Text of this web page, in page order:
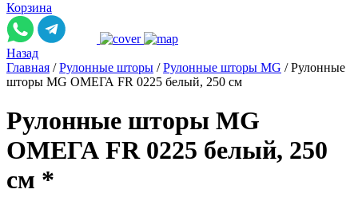
Корзина
Назад
Главная / Рулонные шторы / Рулонные шторы MG / Рулонные
шторы MG ОМЕГА FR 0225 белый, 250 см
Рулонные шторы MG
ОМЕГА FR 0225 белый, 250
см *